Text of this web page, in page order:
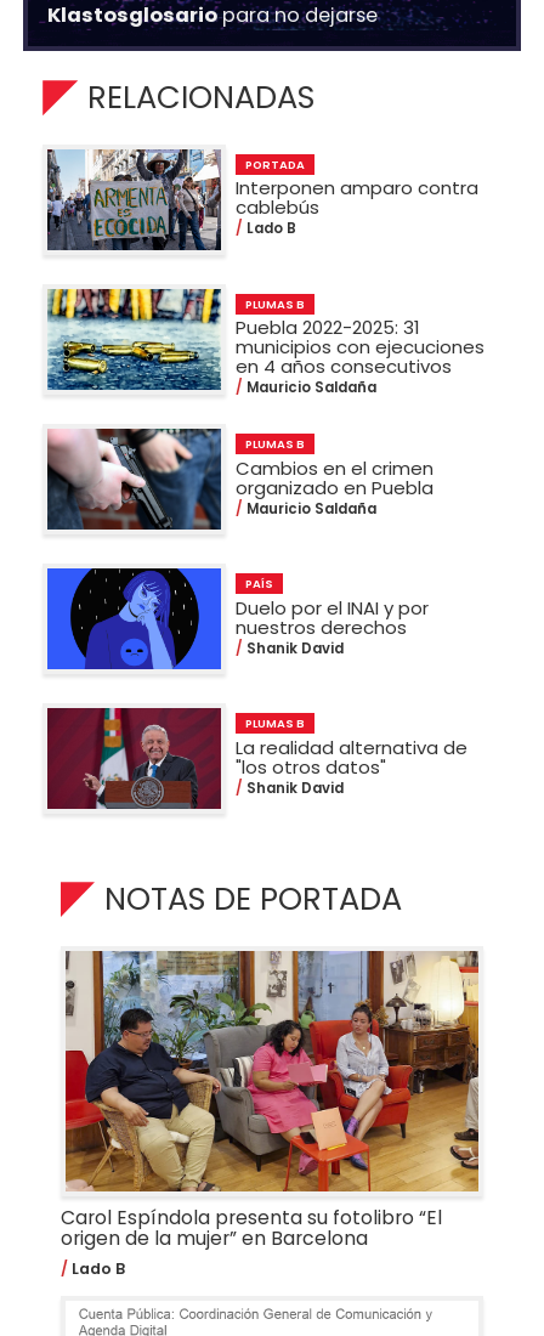
Klastosglosariopara no dejarse
RELACIONADAS
PORTADA
Interponen amparo contra
cablebús
Lado B
PLUMAS B
Puebla 2022-2025: 31
municipios con ejecuciones
en 4 años consecutivos
Mauricio Saldaña
PLUMAS B
Cambios en el crimen
organizado en Puebla
Mauricio Saldaña
PAÍS
Duelo por el INAI y por
nuestros derechos
Shanik David
PLUMAS B
La realidad alternativa de
"los otros datos"
Shanik David
NOTAS DE PORTADA
Carol Espíndola presenta su fotolibro “El
origen de la mujer” en Barcelona
Lado B